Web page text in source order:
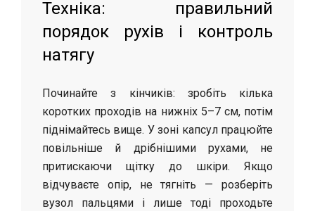
Техніка: правильний
порядок рухів і контроль
натягу
Починайте з кінчиків: зробіть кілька
коротких проходів на нижніх 5–7 см, потім
піднімайтесь вище. У зоні капсул працюйте
повільніше й дрібнішими рухами, не
притискаючи щітку до шкіри. Якщо
відчуваєте опір, не тягніть — розберіть
вузол пальцями і лише тоді проходьте